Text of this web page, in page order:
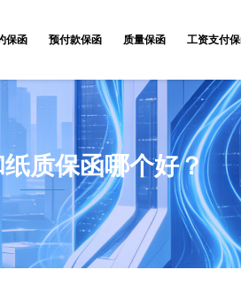
保函 预付款保函 质量保函 工资支付
质保函哪个好？